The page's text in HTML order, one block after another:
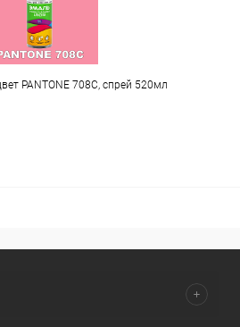
PANTONE 708C, спрей 520мл